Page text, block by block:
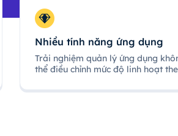
Nhiều tính năng ứng dụng
Trải nghiệm quản lý ứng dụng
thể điều chỉnh mức độ linh hoạt